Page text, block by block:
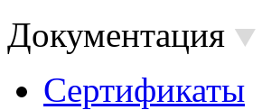
Документация
Сертификаты